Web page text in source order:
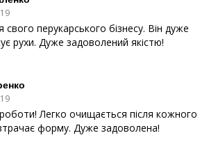
свого перукарського бізнесу. Він дуже
рухи. Дуже задоволений якістю!
Легко очищається після кожного
форму. Дуже задоволена!